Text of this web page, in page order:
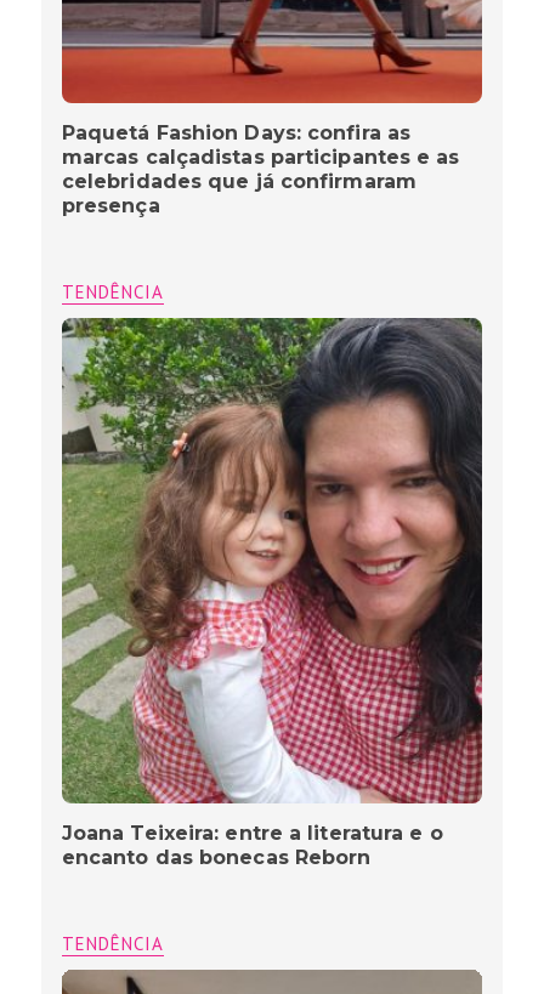
Paquetá Fashion Days: confira as
marcas calçadistas participantes e as
celebridades que já confirmaram
presença
TENDÊNCIA
Joana Teixeira: entre a literatura e o
encanto das bonecas Reborn
TENDÊNCIA